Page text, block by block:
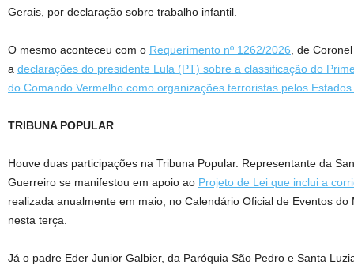
Gerais, por declaração sobre trabalho infantil.
O mesmo aconteceu com o Requerimento nº 1262/2026 , de
a declarações do presidente Lula (PT) sobre a classificação do
do Comando Vermelho como organizações terroristas pelos
TRIBUNA POPULAR
Houve duas participações na Tribuna Popular. Representante da
Guerreiro se manifestou em apoio ao Projeto de Lei que inclui a
realizada anualmente em maio, no Calendário Oficial de Eventos
nesta terça.
Já o padre Eder Junior Galbier, da Paróquia São Pedro e Santa